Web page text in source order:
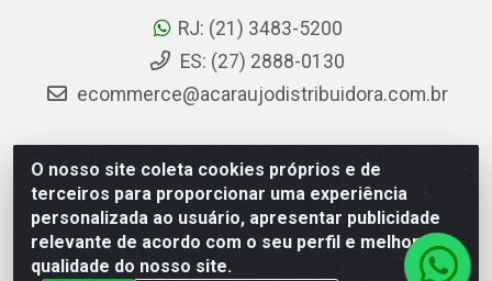
O nosso site coleta cookies próprios e de
terceiros para proporcionar uma experiência
personalizada ao usuário, apresentar publicidade
relevante de acordo com o seu perfil e melhorar a
qualidade do nosso site.
RJ: (21) 3483-5200
ES: (27) 2888-0130
ecommerce@acaraujodistribuidora.com.br
AC Araujo Distribuidora - Rua Carneiro de Campos, 42 -
São Cristóvão, Rio de Janeiro/RJ - CEP 20.920-410 -
CNPJ 08.744.753/0003-85